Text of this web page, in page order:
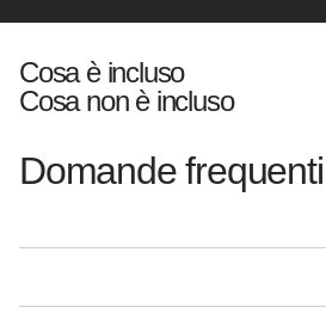
Cosa è incluso
Cosa non è incluso
Domande frequenti